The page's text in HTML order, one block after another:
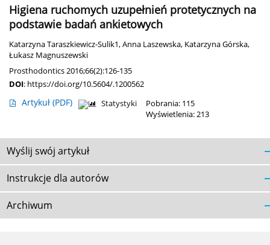
Higiena ruchomych uzupełnień protetycznych na
podstawie badań ankietowych
Katarzyna Taraszkiewicz-Sulik1,Anna Laszewska, Katarzyna Górska,
Łukasz Magnuszewski
Prosthodontics 2016;66(2):126-135
DOI: https://doi.org/10.5604/.1200562
Artykuł (PDF) Statystyki
Pobrania: 115
Wyświetlenia: 213
Wyślij swój artykuł
Instrukcje dla autorów
Archiwum